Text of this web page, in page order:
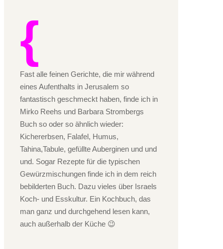
Fast alle feinen Gerichte, die mir während
eines Aufenthalts in Jerusalem so
fantastisch geschmeckt haben, finde ich in
Mirko Reehs und Barbara Strombergs
Buch so oder so ähnlich wieder:
Kichererbsen, Falafel, Humus,
Tahina,Tabule, gefüllte Auberginen und und
und. Sogar Rezepte für die typischen
Gewürzmischungen finde ich in dem reich
bebilderten Buch. Dazu vieles über Israels
Koch- und Esskultur. Ein Kochbuch, das
man ganz und durchgehend lesen kann,
auch außerhalb der Küche 😉